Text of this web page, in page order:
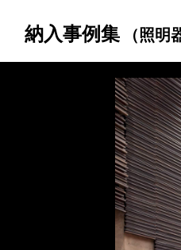
納入事例集 （照明